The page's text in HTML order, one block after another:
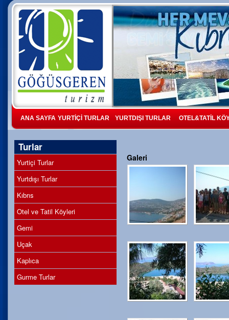
ANA SAYFA YURTİÇİ TURLAR YURTDIŞI TURLAR OTEL&TATİL
Turlar
Yurtiçi Turlar
Yurtdışı Turlar
Kıbrıs
Otel ve Tatil Köyleri
Gemi
Uçak
Kaplıca
Gurme Turlar
Galeri